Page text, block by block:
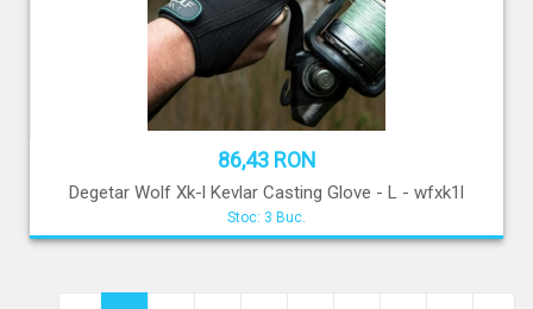
86,43 RON
Degetar Wolf Xk-l Kevlar Casting Glove - L - wfxk1l
Stoc: 3 Buc.